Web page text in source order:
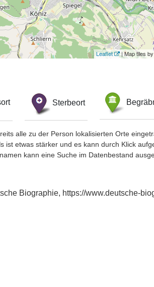
Leaflet | Map tiles
Sterbeort
alle zu der Person lokalisierten Orte
ist etwas stärker und es kann durch Klick
kann eine Suche im Datenbestand
Biographie, https://www.deutsche-